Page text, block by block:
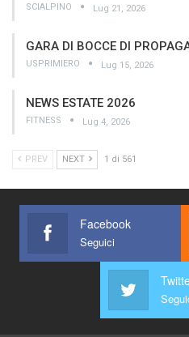
SCIALPINO Lug 21, 2026
GARA DI BOCCE DI
USPRIMIERO Lug 15, 2026
NEWS ESTATE 2026
FITNESS Lug 4, 2026
PREV NEXT 1 di 561
Facebook
Seguici